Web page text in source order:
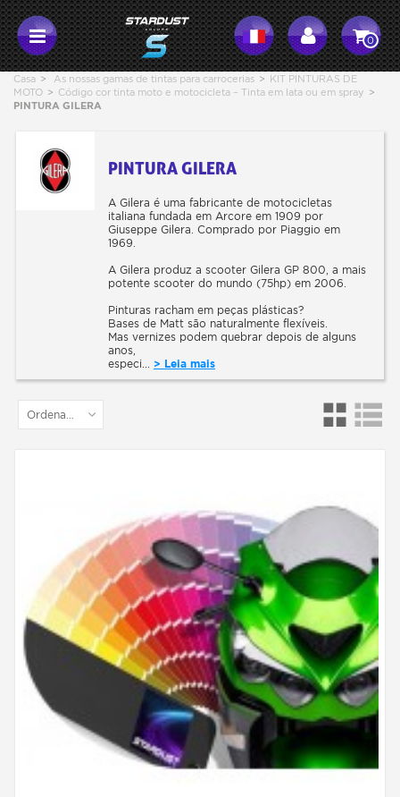
0
Casa > As nossas gamas de tintas para carrocerias > KIT PINTURAS DE
MOTO > Código cor tinta moto e motocicleta – Tinta em lata ou em spray >
PINTURA GILERA
PINTURA GILERA
A Gilera é uma fabricante de motocicletas
italiana fundada em Arcore em 1909 por
Giuseppe Gilera. Comprado por Piaggio em
1969.
A Gilera produz a scooter Gilera GP 800, a mais
potente scooter do mundo (75hp) em 2006.
Pinturas racham em peças plásticas?
Bases de Matt são naturalmente flexíveis.
Mas vernizes podem quebrar depois de alguns
anos,
especi... > Leia mais
Ordenar por